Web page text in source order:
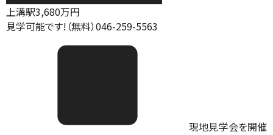
上溝駅3,680万円
見学可能です!（無料）046-259-5563
現地見学会を開催